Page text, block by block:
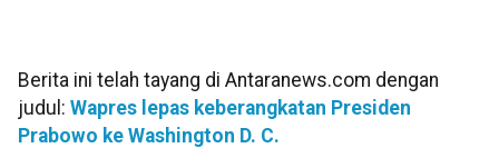
Berita ini telah tayang di Antaranews.com dengan
judul: Wapres lepas keberangkatan Presiden
Prabowo ke Washington D. C.